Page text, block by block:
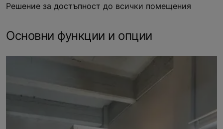
Решение за достъпност до всички помещения
Основни функции и опции